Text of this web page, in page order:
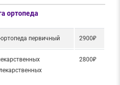
ортопеда
первичный 2900₽
2800₽